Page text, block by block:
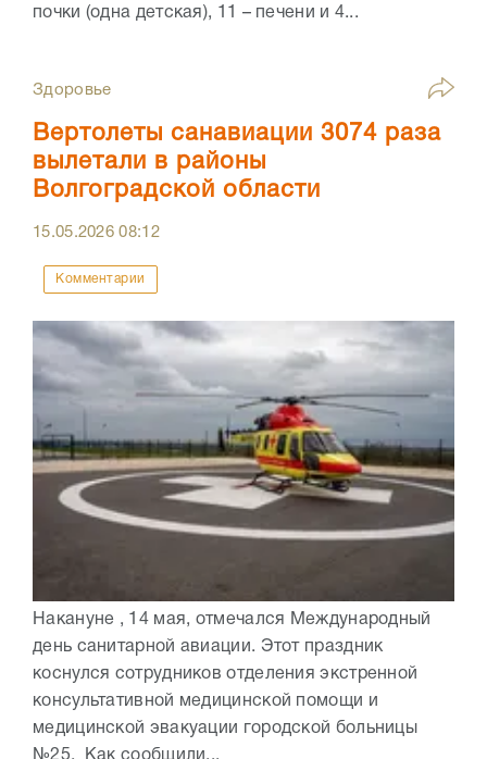
почки (одна детская), 11 – печени и 4...
Здоровье
Вертолеты санавиации 3074 раза
вылетали в районы
Волгоградской области
15.05.202608:12
Комментарии
Накануне , 14 мая, отмечался Международный
день санитарной авиации. Этот праздник
коснулся сотрудников отделения экстренной
консультативной медицинской помощи и
медицинской эвакуации городской больницы